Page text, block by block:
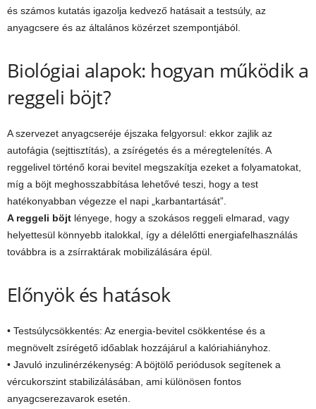
és számos kutatás igazolja kedvező hatásait a testsúly, az
anyagcsere és az általános közérzet szempontjából.
Biológiai alapok: hogyan működik a
reggeli böjt?
A szervezet anyagcseréje éjszaka felgyorsul: ekkor zajlik az
autofágia (sejttisztítás), a zsírégetés és a méregtelenítés. A
reggelivel történő korai bevitel megszakítja ezeket a folyamatokat,
míg a böjt meghosszabbítása lehetővé teszi, hogy a test
hatékonyabban végezze el napi „karbantartását”.
A reggeli böjt lényege, hogy a szokásos reggeli elmarad, vagy
helyettesül könnyebb italokkal, így a délelőtti energiafelhasználás
továbbra is a zsírraktárak mobilizálására épül.
Előnyök és hatások
• Testsúlycsökkentés: Az energia-bevitel csökkentése és a
megnövelt zsírégető időablak hozzájárul a kalóriahiányhoz.
• Javuló inzulinérzékenység: A böjtölő periódusok segítenek a
vércukorszint stabilizálásában, ami különösen fontos
anyagcserezavarok esetén.